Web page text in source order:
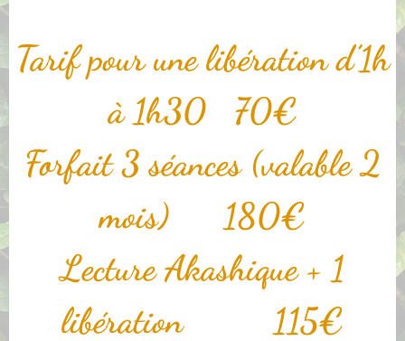
Tarif pour une libération d’1h
à 1h30 70€
Forfait 3 séances (valable 2
mois) 180€
Lecture Akashique + 1
libération 115€